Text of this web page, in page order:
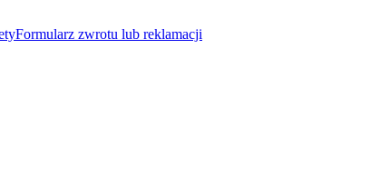
Formularz zwrotu lub reklamacji